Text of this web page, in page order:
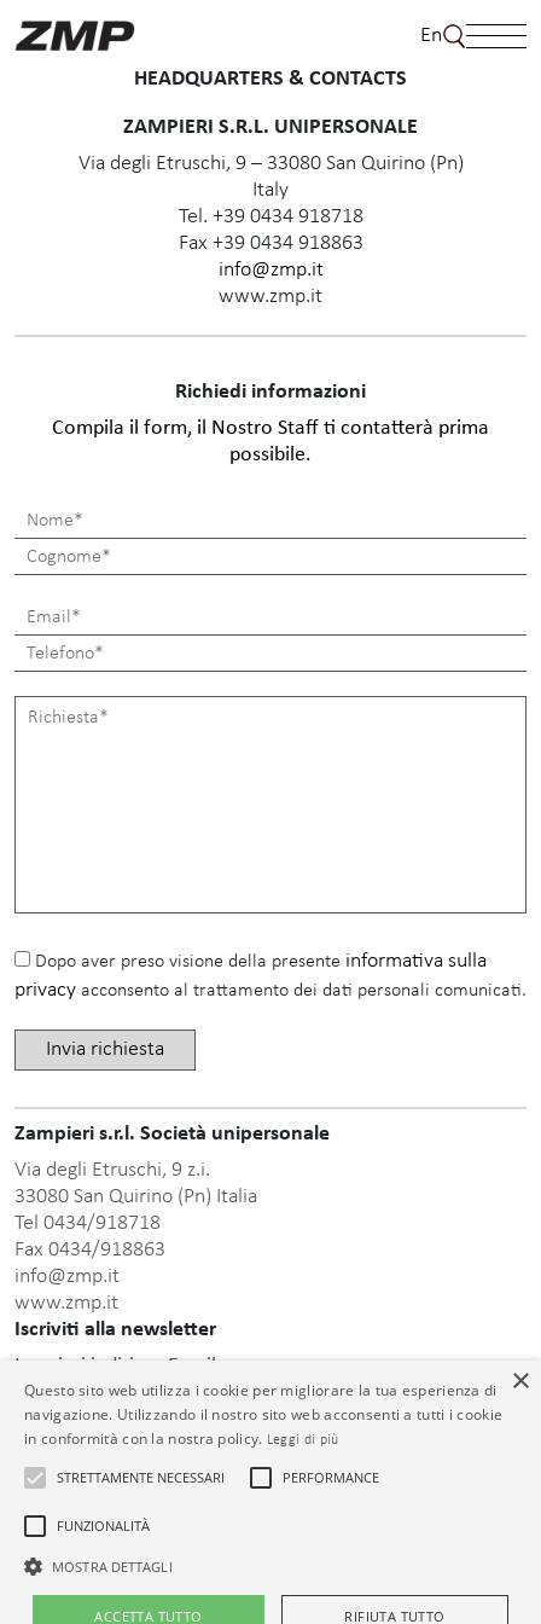
En
HEADQUARTERS & CONTACTS
ZAMPIERI S.R.L. UNIPERSONALE
Via degli Etruschi, 9 – 33080 San Quirino (Pn)
Italy
Tel. +39 0434 918718
Fax +39 0434 918863
info@zmp.it
www.zmp.it
Richiedi informazioni
Compila il form, il Nostro Staff ti contatterà prima
possibile.
Dopo aver preso visione della presente informativa sulla
privacy acconsento al trattamento dei dati personali comunicati.
Zampieri s.r.l. Società unipersonale
Via degli Etruschi, 9 z.i.
33080 San Quirino (Pn) Italia
Tel 0434/918718
Fax 0434/918863
info@zmp.it
www.zmp.it
Iscriviti alla newsletter
Inserisci indirizzo Email
privacyacconsento al trattamento dei dati personali comunicati.
26.000,00 i.v. Reg. Impr. PN 01399000932 R.E.A. PN-73913
×
Questo sito web utilizza i cookie per migliorare la tua esperienza di
navigazione. Utilizzando il nostro sito web acconsenti a tutti i cookie
in conformità con la nostra policy. Leggi di più
STRETTAMENTE NECESSARI PERFORMANCE
FUNZIONALITÀ
MOSTRA DETTAGLI
ACCETTA TUTTO RIFIUTA TUTTO